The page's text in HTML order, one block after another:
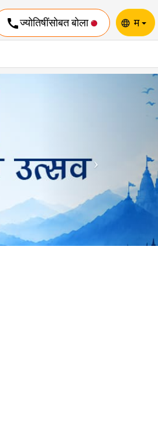
callज्योतिषींसोबत बोला language म